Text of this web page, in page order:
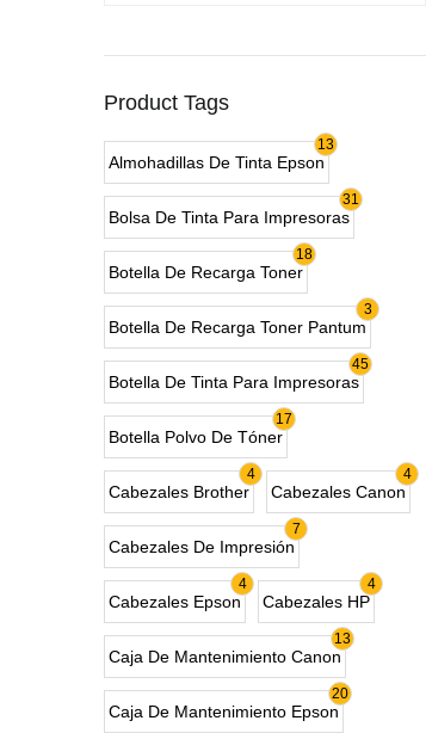
Product Tags
13
Almohadillas De Tinta Epson
31
Bolsa De Tinta Para Impresoras
18
Botella De Recarga Toner
3
Botella De Recarga Toner Pantum
45
Botella De Tinta Para Impresoras
17
Botella Polvo De Tóner
4
Cabezales Brother
4
Cabezales Canon
7
Cabezales De Impresión
4
Cabezales Epson
4
Cabezales HP
13
Caja De Mantenimiento Canon
20
Caja De Mantenimiento Epson